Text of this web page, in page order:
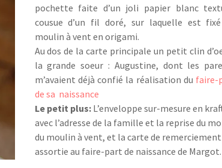
pochette faite d’un joli papier blanc
cousue d’un fil doré, sur laquelle est
moulin à vent en origami.
Au dos de la carte principale un petit clin
la grande soeur : Augustine, dont les
m’avaient déjà confié la réalisation du faire-
de sa naissance
Le petit plus:L’enveloppe sur-mesure en
avec l’adresse de la famille et la reprise du
du moulin à vent, et la carte de remerciement
assortie au faire-part de naissance de Margot.